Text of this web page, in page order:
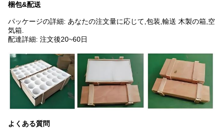
梱包&配送
パッケージの詳細: あなたの注文量に応じて,包装,輸送 木製の箱,空
気箱.
配達詳細: 注文後20~60日
よくある質問